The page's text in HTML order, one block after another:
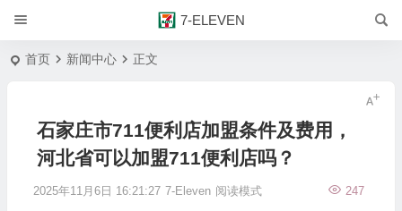
7-ELEVEN
首页 新闻中心 正文
石家庄市711便利店加盟条件及费用，
河北省可以加盟711便利店吗？
2025年11月6日 16:21:27 7-Eleven 247
阅读模式